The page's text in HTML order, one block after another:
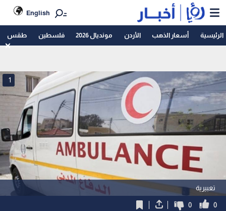
English
الرئيسية أسعار الذهب الأردن مونديال 2026 فلسطين طقس
تعبيرية
1
0
0